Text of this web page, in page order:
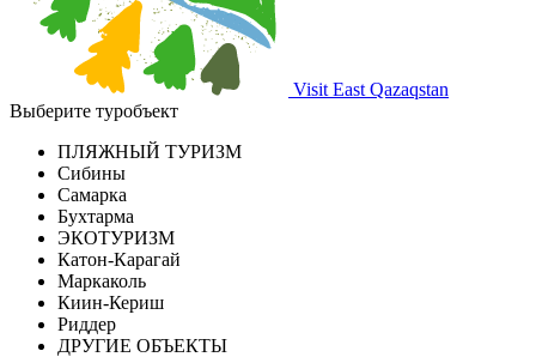
Visit East Qazaqstan
Выберите туробъект
ПЛЯЖНЫЙ ТУРИЗМ
Сибины
Самарка
Бухтарма
ЭКОТУРИЗМ
Катон-Карагай
Маркаколь
Киин-Кериш
Риддер
ДРУГИЕ ОБЪЕКТЫ